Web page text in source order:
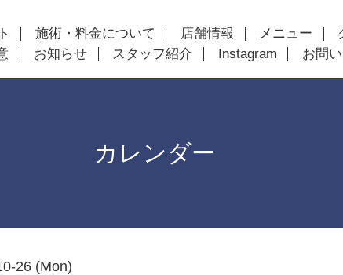
施術・料金について 店舗情報 メニュー
お知らせ スタッフ紹介 Instagram お問
カレンダー
26 (Mon)